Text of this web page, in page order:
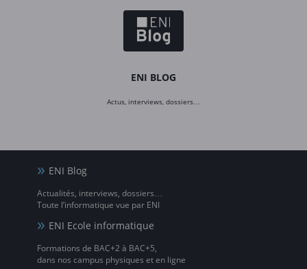
ENI BLOG
Actus, interviews, dossiers…
ENI Blog
Actualités, interviews, dossiers…
Toute l’informatique vue par ENI
ENI Ecole informatique
Formations de BAC+2 à BAC+5,
dans nos campus physiques et en ligne